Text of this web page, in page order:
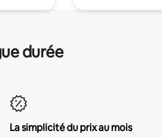
durée
La simplicité du prix au mois